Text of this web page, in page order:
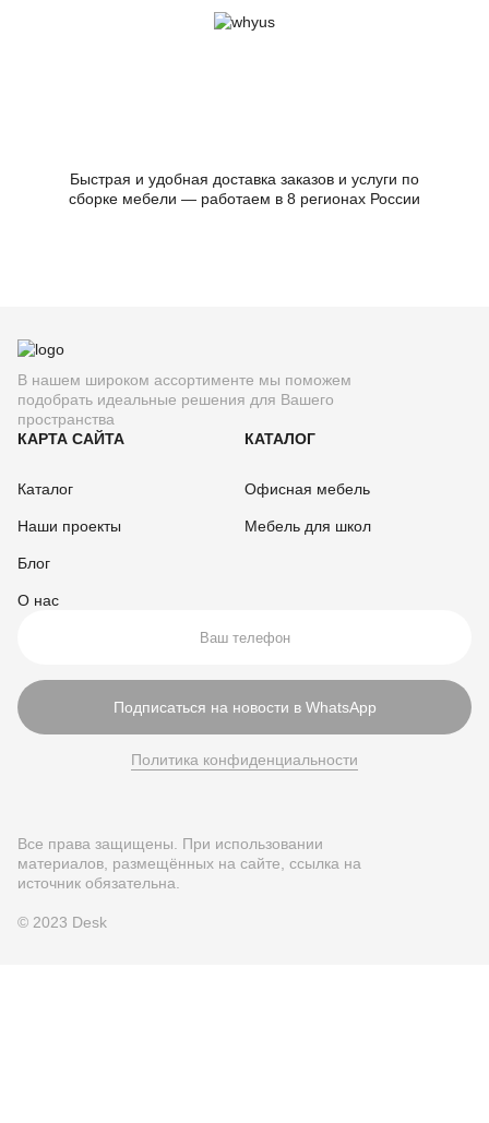
Быстрая и удобная доставка заказов и услуги по
сборке мебели — работаем в 8 регионах России
В нашем широком ассортименте мы поможем
подобрать идеальные решения для Вашего
пространства
КАРТА САЙТА
Каталог
Наши проекты
Блог
О нас
КАТАЛОГ
Офисная мебель
Мебель для школ
Подписаться на новости в WhatsApp
Политика конфиденциальности
Все права защищены. При использовании
материалов, размещённых на сайте, ссылка на
источник обязательна.
© 2023 Desk